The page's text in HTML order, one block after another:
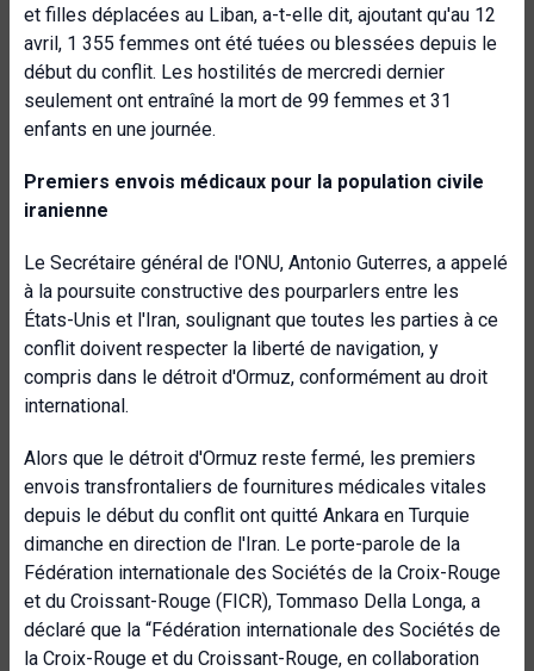
et filles déplacées au Liban, a-t-elle dit, ajoutant qu'au 12
avril, 1 355 femmes ont été tuées ou blessées depuis le
début du conflit. Les hostilités de mercredi dernier
seulement ont entraîné la mort de 99 femmes et 31
enfants en une journée.
Premiers envois médicaux pour la population civile
iranienne
Le Secrétaire général de l'ONU, Antonio Guterres, a appelé
à la poursuite constructive des pourparlers entre les
États-Unis et l'Iran, soulignant que toutes les parties à ce
conflit doivent respecter la liberté de navigation, y
compris dans le détroit d'Ormuz, conformément au droit
international.
Alors que le détroit d'Ormuz reste fermé, les premiers
envois transfrontaliers de fournitures médicales vitales
depuis le début du conflit ont quitté Ankara en Turquie
dimanche en direction de l'Iran. Le porte-parole de la
Fédération internationale des Sociétés de la Croix-Rouge
et du Croissant-Rouge (FICR), Tommaso Della Longa, a
déclaré que la “Fédération internationale des Sociétés de
la Croix-Rouge et du Croissant-Rouge, en collaboration